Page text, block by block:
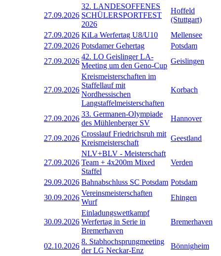
27.09.2026
32. LANDESOFFENES
SCHÜLERSPORTFEST
2026
Hoffeld
(Stuttgart)
27.09.2026 KiLa Werfertag U8/U10
Mellensee
27.09.2026 Potsdamer Gehertag
Potsdam
27.09.2026
42. LO Geislinger LA-
Meeting um den Geno-Cup
Geislingen
27.09.2026
Kreismeisterschaften im
Staffellauf mit
Nordhessischen
Langstaffelmeisterschaften
Korbach
27.09.2026
33. Germanen-Olympiade
des Mühlenberger SV
Hannover
27.09.2026
Crosslauf Friedrichsruh mit
Kreismeisterschaft
Geestland
27.09.2026
NLV+BLV - Meisterschaft
Team + 4x200m Mixed
Staffel
Verden
29.09.2026 Bahnabschluss SC Potsdam Potsdam
30.09.2026
Vereinsmeisterschaften
Wurf
Ehingen
30.09.2026
Einladungswettkampf
Werfertag in Serie in
Bremerhaven
Bremerhaven
02.10.2026
8. Stabhochsprungmeeting
der LG Neckar-Enz
Bönnigheim